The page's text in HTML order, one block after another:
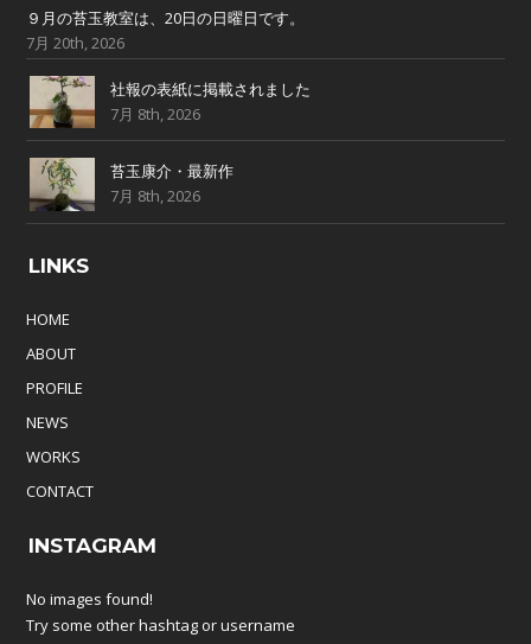
９月の苔玉教室は、20日の日曜日です。
7月 20th, 2026
社報の表紙に掲載されました
7月 8th, 2026
苔玉康介・最新作
7月 8th, 2026
LINKS
HOME
ABOUT
PROFILE
NEWS
WORKS
CONTACT
INSTAGRAM
No images found!
Try some other hashtag or username